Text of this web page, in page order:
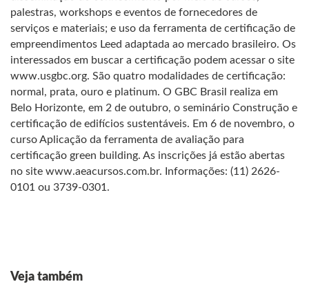
palestras, workshops e eventos de fornecedores de
serviços e materiais; e uso da ferramenta de certificação de
empreendimentos Leed adaptada ao mercado brasileiro. Os
interessados em buscar a certificação podem acessar o site
www.usgbc.org. São quatro modalidades de certificação:
normal, prata, ouro e platinum. O GBC Brasil realiza em
Belo Horizonte, em 2 de outubro, o seminário Construção e
certificação de edifícios sustentáveis. Em 6 de novembro, o
curso Aplicação da ferramenta de avaliação para
certificação green building. As inscrições já estão abertas
no site www.aeacursos.com.br. Informações: (11) 2626-
0101 ou 3739-0301.
Veja também